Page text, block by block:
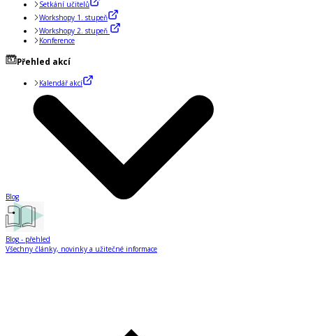
Setkání učitelů
Workshopy 1. stupeň
Workshopy 2. stupeň
Konference
Přehled akcí
Kalendář akcí
Blog
Blog - přehled
Všechny články, novinky a užitečné informace